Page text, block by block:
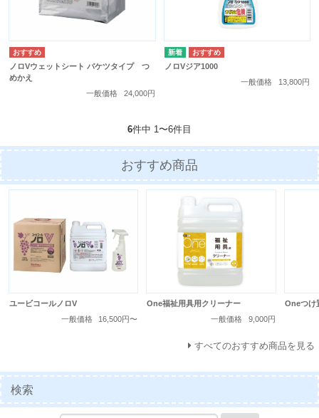
ノロVウェットシート バケツタイプ つ
めかえ
一般価格
24,000円
ノロVジア1000
一般価格
13,800円
6件中 1〜6件目
おすすめ商品
ユービコールノロV
一般価格
16,500円〜
One福祉用具用クリーナー
一般価格
9,000円
Oneつけ
すべてのおすすめ商品を見る
検索